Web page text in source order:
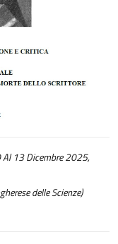
13 Dicembre 2025,
delle Scienze)